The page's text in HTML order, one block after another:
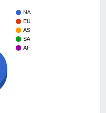
NA
EU
AS
SA
AF